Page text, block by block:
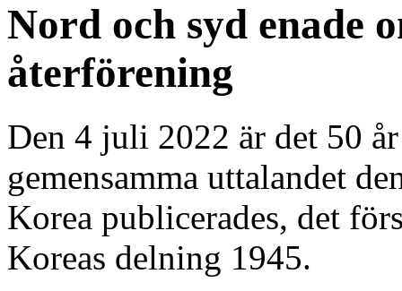
Nord och syd enade
återförening
Den 4 juli 2022 är det 50
gemensamma uttalandet
Korea publicerades, det
Koreas delning 1945.